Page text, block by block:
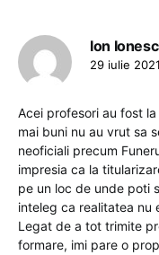
Ion
29 iulie
Acei profesori au fost
mai buni nu au vrut sa
neoficiali precum
impresia ca la
pe un loc de unde poti
inteleg ca realitatea nu
Legat de a tot trimite
formare, imi pare o